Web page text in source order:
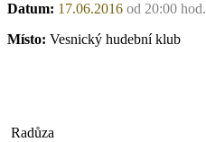
Datum: 17.06.2016 od 20:00 hod.
Místo: Vesnický hudební klub
Radůza